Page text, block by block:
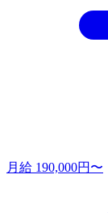
月給 190,000円〜